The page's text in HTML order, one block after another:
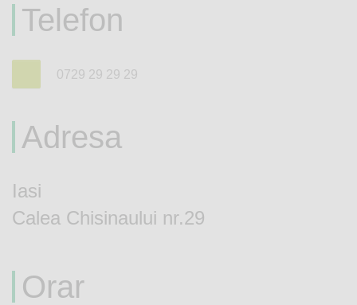
Telefon
0729 29 29 29
Adresa
Iasi
Calea Chisinaului nr.29
Orar